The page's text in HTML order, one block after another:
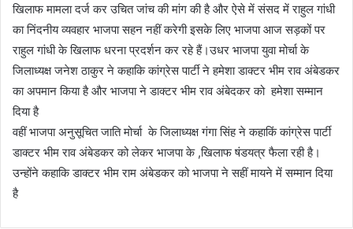
खिलाफ मामला दर्ज कर उचित जांच की मांग की है और ऐसे में संसद में राहुल गांधी
का निंदनीय व्यवहार भाजपा सहन नहीं करेगी इसके लिए भाजपा आज सड़कों पर
राहुल गांधी के खिलाफ धरना प्रदर्शन कर रहे हैं।उधर भाजपा युवा मोर्चा के
जिलाध्यक्ष जनेश ठाकुर ने कहाकि कांग्रेस पार्टी ने हमेशा डाक्टर भीम राव अंबेडकर
का अपमान किया है और भाजपा ने डाक्टर भीम राव अंबेदकर को हमेशा सम्मान
दिया है
वहीं भाजपा अनुसूचित जाति मोर्चा के जिलाध्यक्ष गंगा सिंह ने कहाकिं कांग्रेस पार्टी
डाक्टर भीम राव अंबेडकर को लेकर भाजपा के ,खिलाफ षंडयत्र फैला रही है।
उन्होंने कहाकि डाक्टर भीम राम अंबेडकर को भाजपा ने सहीं मायने में सम्मान दिया
है